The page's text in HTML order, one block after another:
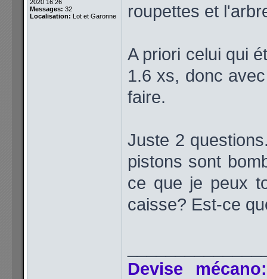
2020 16:26
Messages: 32
Localisation: Lot et Garonne roupettes et
A priori celui qui
1.6 xs, donc
faire.
Juste 2
pistons sont
ce que je peux
caisse? Est-ce
Devise